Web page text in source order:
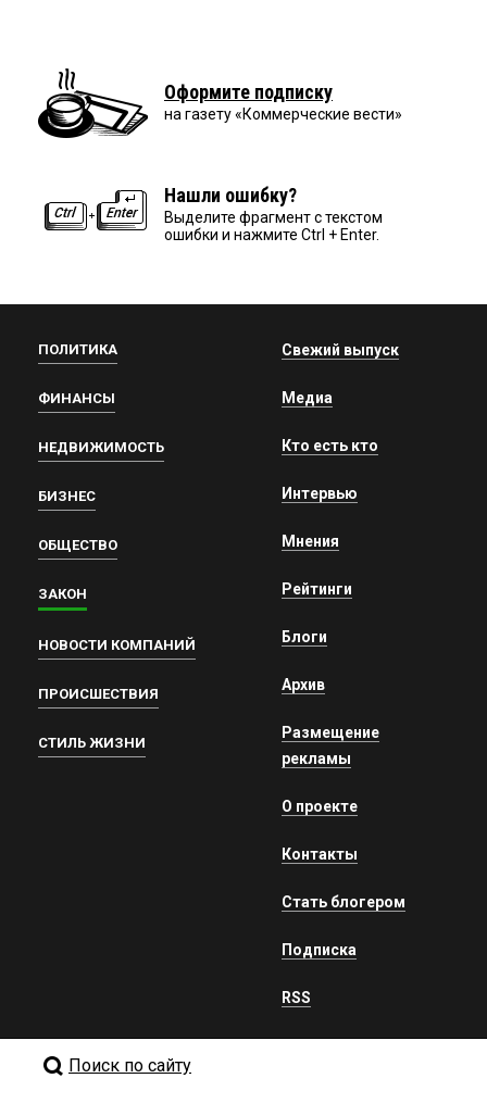
Оформите подписку
на газету «Коммерческие вести»
Нашли ошибку?
Выделите фрагмент с текстом
ошибки и нажмите Ctrl + Enter.
ПОЛИТИКА
ФИНАНСЫ
НЕДВИЖИМОСТЬ
БИЗНЕС
ОБЩЕСТВО
ЗАКОН
НОВОСТИ КОМПАНИЙ
ПРОИСШЕСТВИЯ
СТИЛЬ ЖИЗНИ
Свежий выпуск
Медиа
Кто есть кто
Интервью
Мнения
Рейтинги
Блоги
Архив
Размещение
рекламы
О проекте
Контакты
Стать блогером
Подписка
RSS
Поиск по сайту